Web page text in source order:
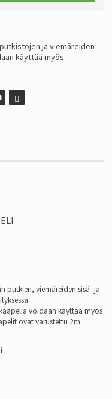
ja viemäreiden
käyttää myös
viemäreiden sisä- ja
voidaan käyttää myös
ovat varustettu 2m.